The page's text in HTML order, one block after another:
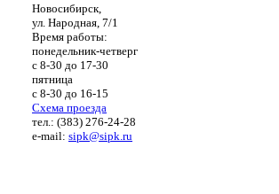
Новосибирск,
ул. Народная, 7/1
Время работы:
понедельник-четверг
с 8-30 до 17-30
пятница
с 8-30 до 16-15
Схема проезда
тел.: (383) 276-24-28
e-mail: sipk@sipk.ru